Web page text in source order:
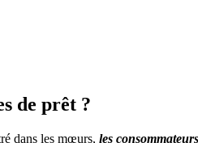
de prêt ?
dans les mœurs, les